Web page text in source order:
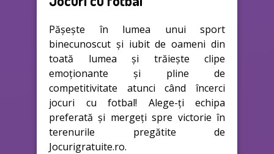
Pășește în lumea unui sport
binecunoscut și iubit de oameni din
toată lumea și trăiește clipe
emoționante și pline de
competitivitate atunci când încerci
jocuri cu fotbal! Alege-ți echipa
preferată și mergeți spre victorie în
terenurile pregătite de
Jocurigratuite.ro.